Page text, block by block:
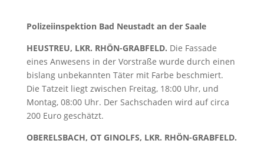
Polizeiinspektion Bad Neustadt an der Saale
HEUSTREU, LKR. RHÖN-GRABFELD. Die Fassade
eines Anwesens in der Vorstraße wurde durch einen
bislang unbekannten Täter mit Farbe beschmiert.
Die Tatzeit liegt zwischen Freitag, 18:00 Uhr, und
Montag, 08:00 Uhr. Der Sachschaden wird auf circa
200 Euro geschätzt.
OBERELSBACH, OT GINOLFS, LKR. RHÖN-GRABFELD.